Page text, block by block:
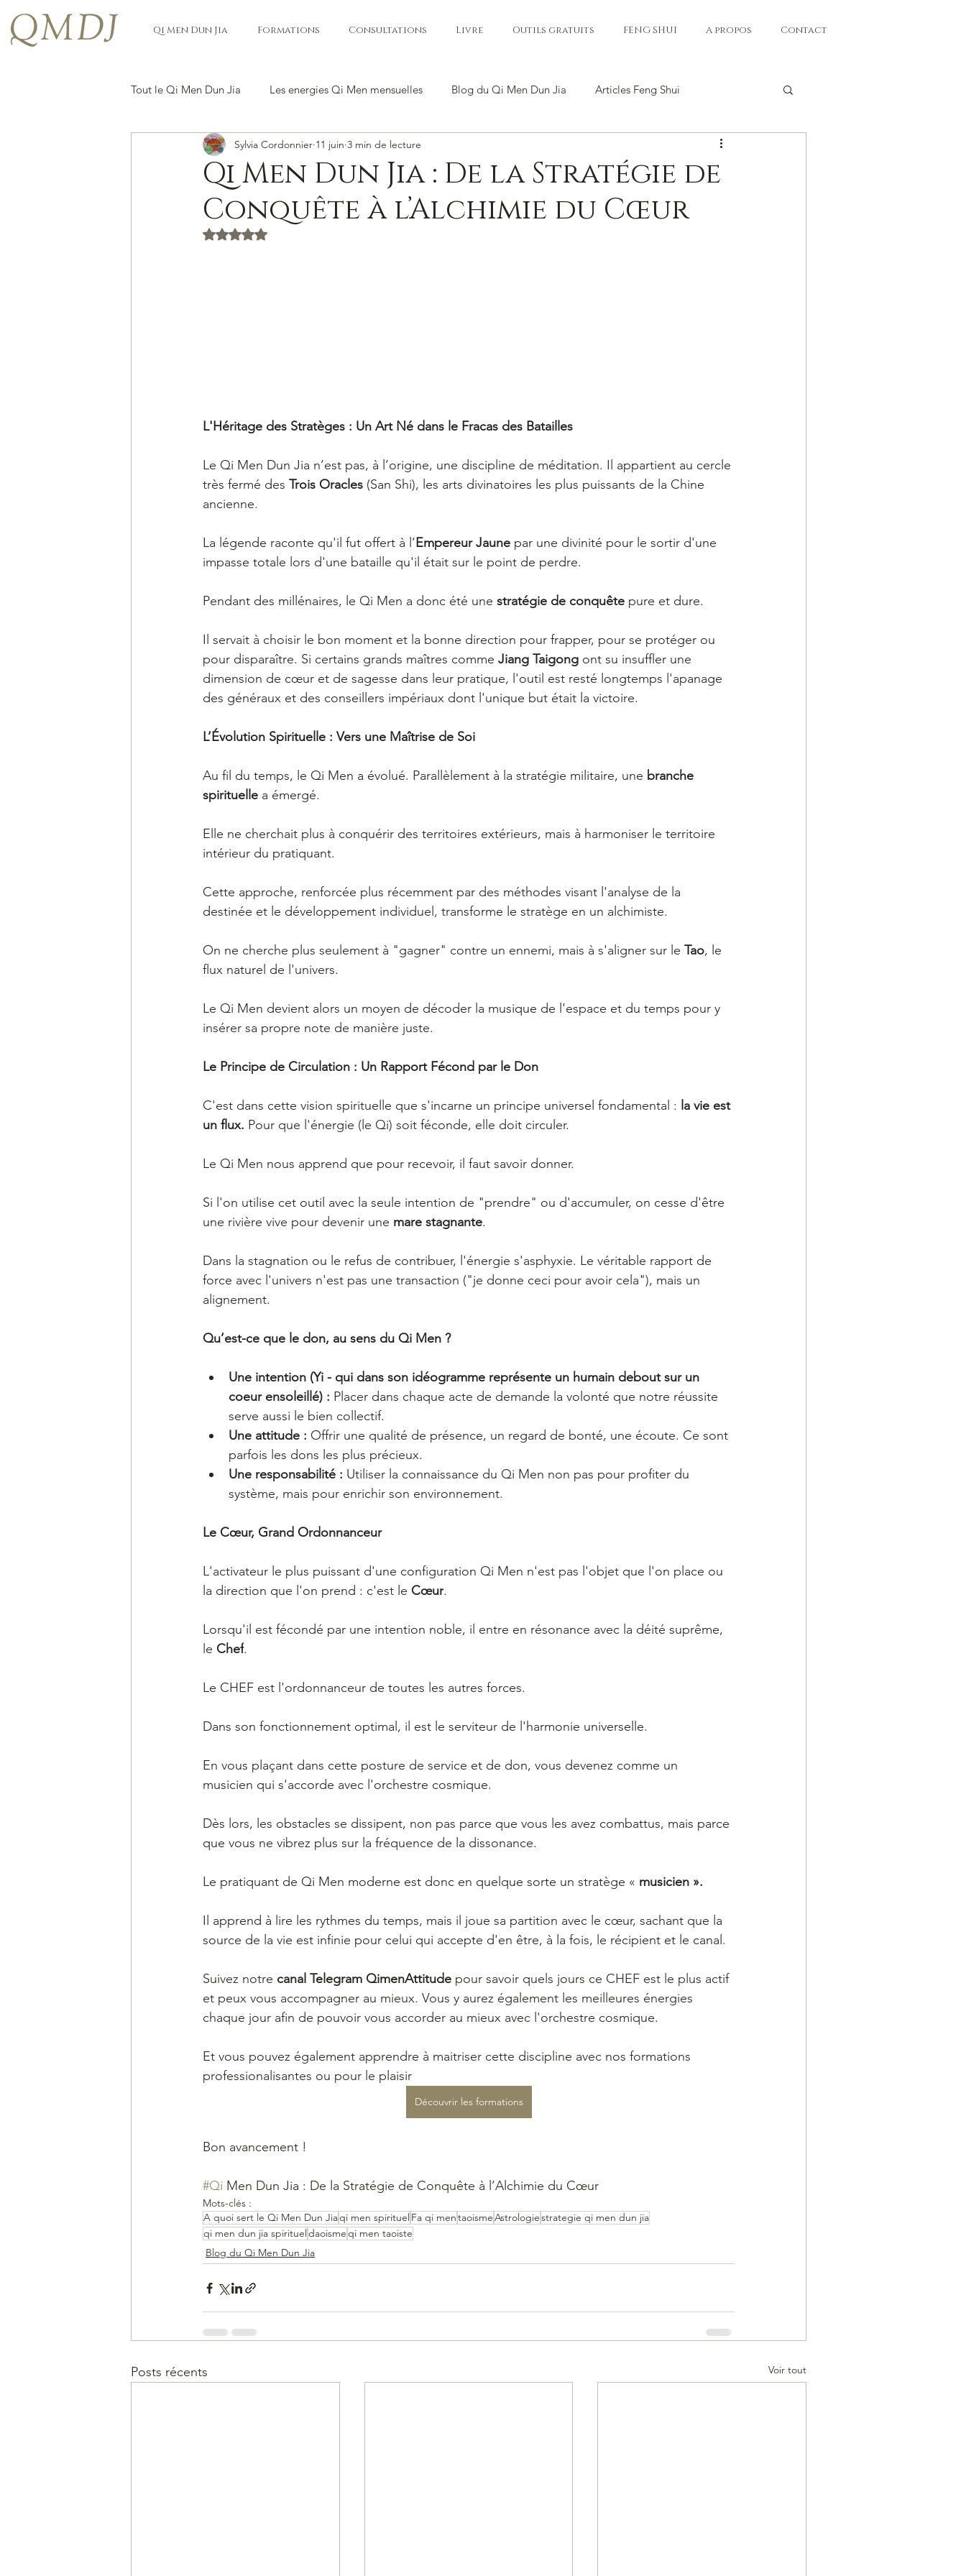
QMDJ Qi Men Dun Jia Formations Consultations Livre Outils gratuits FENG SHUI A propos Contact
Tout le Qi Men Dun Jia Les energies Qi Men mensuelles Blog du Qi Men Dun Jia Articles Feng Shui
Qi Men Dun Jia : De la Stratégie de
Conquête à l’Alchimie du Cœur
Sylvia Cordonnier 11 juin 3 min de lecture
Noté NaN étoiles sur 5.
L'Héritage des Stratèges : Un Art Né dans le Fracas des Batailles
Le Qi Men Dun Jia n’est pas, à l’origine, une discipline de méditation. Il appartient au cercle
très fermé des Trois Oracles (San Shi), les arts divinatoires les plus puissants de la Chine
ancienne.
La légende raconte qu'il fut offert à l’Empereur Jaune par une divinité pour le sortir d'une
impasse totale lors d'une bataille qu'il était sur le point de perdre.
Pendant des millénaires, le Qi Men a donc été une stratégie de conquête pure et dure.
Il servait à choisir le bon moment et la bonne direction pour frapper, pour se protéger ou
pour disparaître. Si certains grands maîtres comme Jiang Taigong ont su insuffler une
dimension de cœur et de sagesse dans leur pratique, l'outil est resté longtemps l'apanage
des généraux et des conseillers impériaux dont l'unique but était la victoire.
L’Évolution Spirituelle : Vers une Maîtrise de Soi
Au fil du temps, le Qi Men a évolué. Parallèlement à la stratégie militaire, une branche
spirituelle a émergé.
Elle ne cherchait plus à conquérir des territoires extérieurs, mais à harmoniser le territoire
intérieur du pratiquant.
Cette approche, renforcée plus récemment par des méthodes visant l'analyse de la
destinée et le développement individuel, transforme le stratège en un alchimiste.
On ne cherche plus seulement à "gagner" contre un ennemi, mais à s'aligner sur le Tao, le
flux naturel de l'univers.
Le Qi Men devient alors un moyen de décoder la musique de l'espace et du temps pour y
insérer sa propre note de manière juste.
Le Principe de Circulation : Un Rapport Fécond par le Don
C'est dans cette vision spirituelle que s'incarne un principe universel fondamental : la vie est
un flux. Pour que l'énergie (le Qi) soit féconde, elle doit circuler.
Le Qi Men nous apprend que pour recevoir, il faut savoir donner.
Si l'on utilise cet outil avec la seule intention de "prendre" ou d'accumuler, on cesse d'être
une rivière vive pour devenir une mare stagnante.
Dans la stagnation ou le refus de contribuer, l'énergie s'asphyxie. Le véritable rapport de
force avec l'univers n'est pas une transaction ("je donne ceci pour avoir cela"), mais un
alignement.
Qu’est-ce que le don, au sens du Qi Men ?
Une intention (Yi - qui dans son idéogramme représente un humain debout sur un
coeur ensoleillé) : Placer dans chaque acte de demande la volonté que notre réussite
serve aussi le bien collectif.
Une attitude : Offrir une qualité de présence, un regard de bonté, une écoute. Ce sont
parfois les dons les plus précieux.
Une responsabilité : Utiliser la connaissance du Qi Men non pas pour profiter du
système, mais pour enrichir son environnement.
Le Cœur, Grand Ordonnanceur
L'activateur le plus puissant d'une configuration Qi Men n'est pas l'objet que l'on place ou
la direction que l'on prend : c'est le Cœur.
Lorsqu'il est fécondé par une intention noble, il entre en résonance avec la déité suprême,
le Chef.
Le CHEF est l'ordonnanceur de toutes les autres forces.
Dans son fonctionnement optimal, il est le serviteur de l'harmonie universelle.
En vous plaçant dans cette posture de service et de don, vous devenez comme un
musicien qui s'accorde avec l'orchestre cosmique.
Dès lors, les obstacles se dissipent, non pas parce que vous les avez combattus, mais parce
que vous ne vibrez plus sur la fréquence de la dissonance.
Le pratiquant de Qi Men moderne est donc en quelque sorte un stratège « musicien ».
Il apprend à lire les rythmes du temps, mais il joue sa partition avec le cœur, sachant que la
source de la vie est infinie pour celui qui accepte d'en être, à la fois, le récipient et le canal.
Suivez notre canal Telegram QimenAttitude pour savoir quels jours ce CHEF est le plus actif
et peux vous accompagner au mieux. Vous y aurez également les meilleures énergies
chaque jour afin de pouvoir vous accorder au mieux avec l'orchestre cosmique.
Et vous pouvez également apprendre à maitriser cette discipline avec nos formations
professionalisantes ou pour le plaisir
Découvrir les formations
Bon avancement !
#Qi Men Dun Jia : De la Stratégie de Conquête à l’Alchimie du Cœur
Mots-clés :
A quoi sert le Qi Men Dun Jiaqi men spirituel Fa qi mentaoismeAstrologiestrategie qi men dun jia
qi men dun jia spiritueldaoismeqi men taoiste
Blog du Qi Men Dun Jia
Posts récents Voir tout